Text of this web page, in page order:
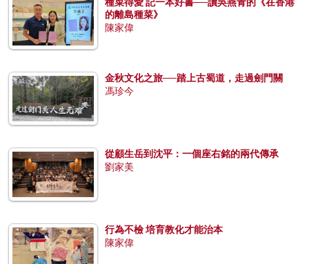
的離島種菜》
陳家偉
金秋文化之旅──踏上古蜀道，走過劍門關
馮珍今
從顧生岳到沈平：一個座右銘的兩代傳承
劉家美
行為不檢 培育教化才能治本
陳家偉